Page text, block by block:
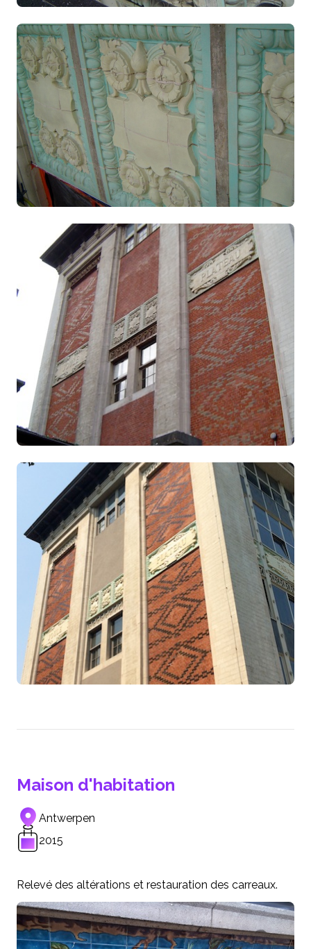
Maison d'habitation
Antwerpen
2015
Relevé des altérations et restauration des carreaux.